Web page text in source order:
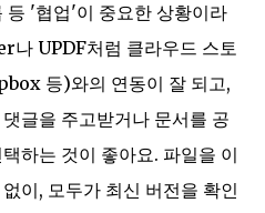
등 '협업'이 중요한 상황이라
나 UPDF처럼 클라우드 스토
등)와의 연동이 잘 되고,
글을 주고받거나 문서를 공
하는 것이 좋아요. 파일을 이
이, 모두가 최신 버전을 확인